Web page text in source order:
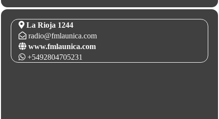
La Rioja 1244
radio@fmlaunica.com
www.fmlaunica.com
+5492804705231